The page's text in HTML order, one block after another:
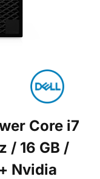
Core i7
/ 16 GB /
Nvidia